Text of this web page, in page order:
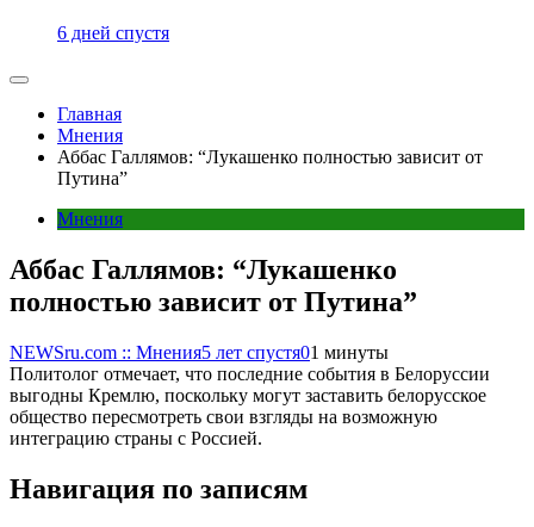
6 дней спустя
Главная
Мнения
Аббас Галлямов: “Лукашенко полностью зависит от
Путина”
Мнения
Аббас Галлямов: “Лукашенко
полностью зависит от Путина”
NEWSru.com :: Мнения5 лет спустя01 минуты
Политолог отмечает, что последние события в Белоруссии
выгодны Кремлю, поскольку могут заставить белорусское
общество пересмотреть свои взгляды на возможную
интеграцию страны с Россией.
Навигация по записям